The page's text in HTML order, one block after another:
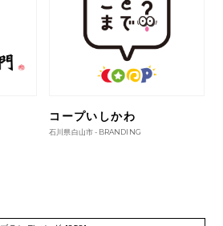
コープいしかわ
石川県白山市 - BRANDING